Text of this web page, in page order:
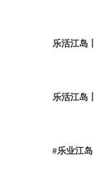
乐活江岛
乐活江岛
#乐业江